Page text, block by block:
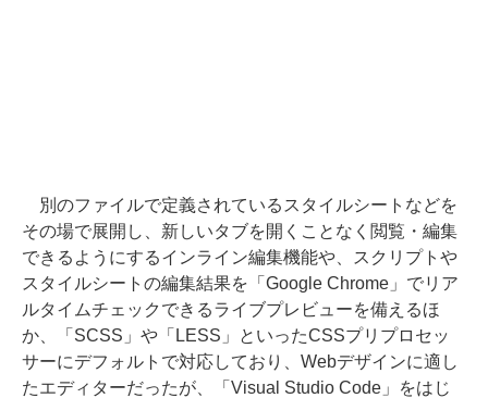
別のファイルで定義されているスタイルシートなどを
その場で展開し、新しいタブを開くことなく閲覧・編集
できるようにするインライン編集機能や、スクリプトや
スタイルシートの編集結果を「Google Chrome」でリア
ルタイムチェックできるライブプレビューを備えるほ
か、「SCSS」や「LESS」といったCSSプリプロセッ
サーにデフォルトで対応しており、Webデザインに適し
たエディターだったが、「Visual Studio Code」をはじ